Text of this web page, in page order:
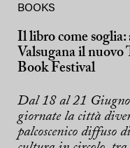
BOOKS
Il libro come soglia:
Valsugana il nuovo
Book Festival
Dal 18 al 21
giornate la città
palcoscenico diffuso